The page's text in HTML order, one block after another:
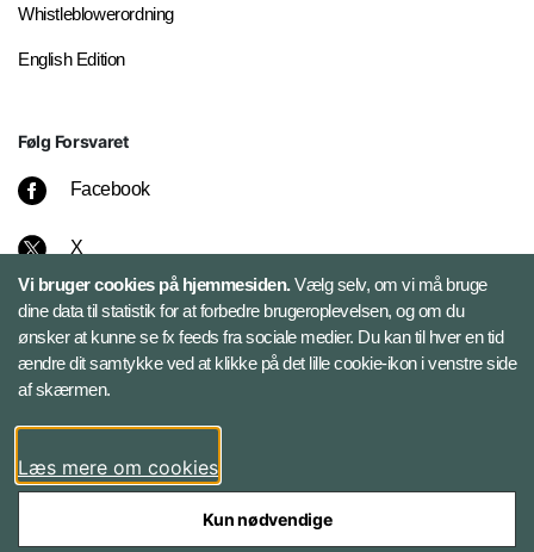
Whistleblowerordning
English Edition
Følg Forsvaret
Facebook
X
Instagram
Bluesky
LinkedIn
Vi bruger cookies på hjemmesiden.Vælg selv, om vi må bruge
dine data til statistik for at forbedre brugeroplevelsen, og om du
ønsker at kunne se fx feeds fra sociale medier. Du kan til hver en tid
ændre dit samtykke ved at klikke på det lille cookie-ikon i venstre side
af skærmen.
Læs mere om cookies
Kun nødvendige